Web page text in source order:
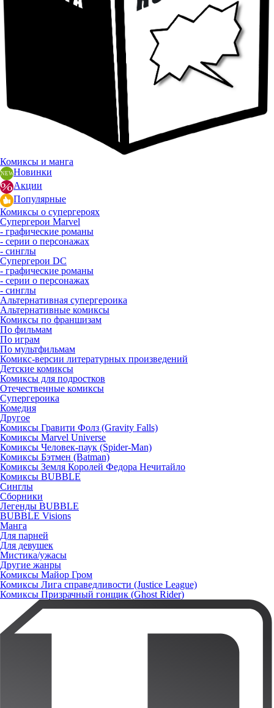
Комиксы и манга
Новинки
Акции
Популярные
Комиксы о супергероях
Супергерои Marvel
- графические романы
- серии о персонажах
- синглы
Супергерои DC
- графические романы
- серии о персонажах
- синглы
Альтернативная супергероика
Альтернативные комиксы
Комиксы по франшизам
По фильмам
По играм
По мультфильмам
Комикс-версии литературных произведений
Детские комиксы
Комиксы для подростков
Отечественные комиксы
Супергероика
Комедия
Другое
Комиксы Гравити Фолз (Gravity Falls)
Комиксы Marvel Universe
Комиксы Человек-паук (Spider-Man)
Комиксы Бэтмен (Batman)
Комиксы Земля Королей Федора Нечитайло
Комиксы BUBBLE
Синглы
Сборники
Легенды BUBBLE
BUBBLE Visions
Манга
Для парней
Для девушек
Мистика/ужасы
Другие жанры
Комиксы Майор Гром
Комиксы Лига справедливости (Justice League)
Комиксы Призрачный гонщик (Ghost Rider)